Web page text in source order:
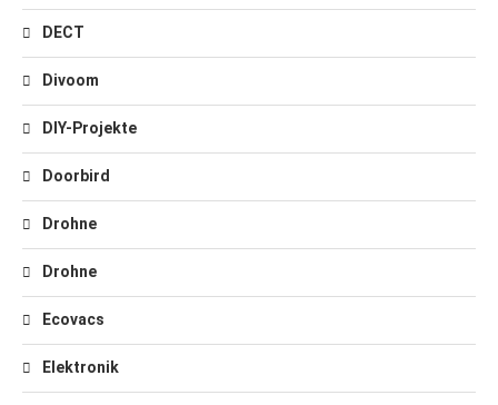
DECT
Divoom
DIY-Projekte
Doorbird
Drohne
Drohne
Ecovacs
Elektronik